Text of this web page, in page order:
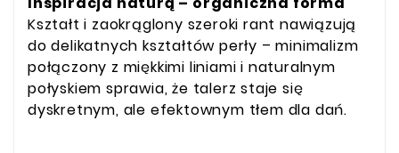
Kształt i zaokrąglony szeroki rant nawiązują
do delikatnych kształtów perły – minimalizm
połączony z miękkimi liniami i naturalnym
połyskiem sprawia, że talerz staje się
dyskretnym, ale efektownym tłem dla dań.